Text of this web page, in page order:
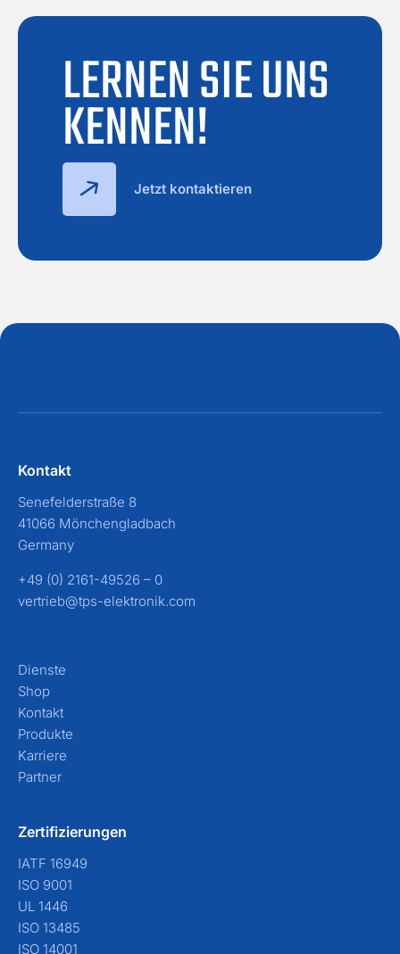
LERNEN SIE UNS
KENNEN!
Jetzt kontaktieren
Kontakt
Senefelderstraße 8
41066 Mönchengladbach
Germany
+49 (0) 2161-49526 – 0
vertrieb@tps-elektronik.com
Dienste
Shop
Kontakt
Produkte
Karriere
Partner
Zertifizierungen
IATF 16949
ISO 9001
UL 1446
ISO 13485
ISO 14001